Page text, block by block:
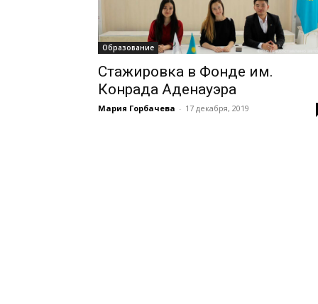
Образование
Стажировка в Фонде им.
Конрада Аденауэра
Мария Горбачева - 17 декабря, 2019